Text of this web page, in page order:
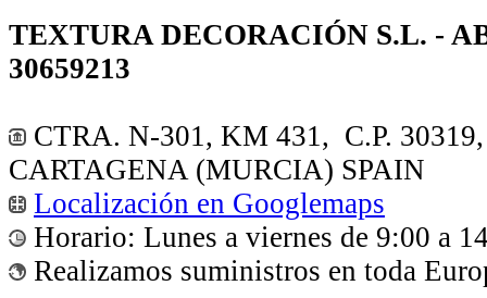
TEXTURA DECORACIÓN S.L. -
30659213
CTRA. N-301, KM 431, C.P.
CARTAGENA (MURCIA) SPAIN
Localización en Googlemaps
Horario: Lunes a viernes de 9:00 a
Realizamos suministros en toda